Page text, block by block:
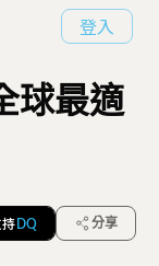
登入
球最適
DQ 分享